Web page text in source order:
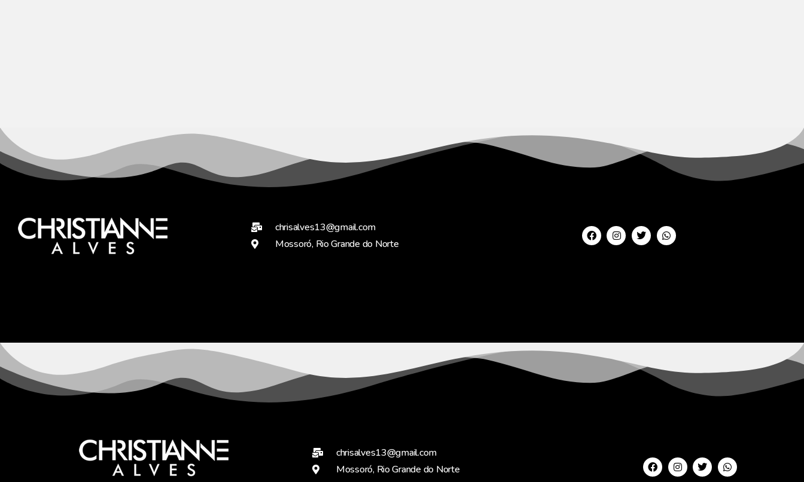
chrisalves13@gmail.com
Mossoró, Rio Grande do Norte
chrisalves13@gmail.com
Mossoró, Rio Grande do Norte